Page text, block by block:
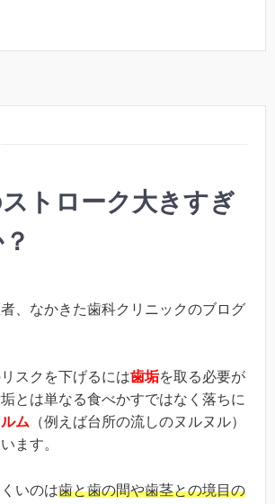
トローク大きすぎ
、なかきた歯科クリニックのブログ
スクを下げるには歯垢を取る必要が
とは単なる食べかすではなく落ちに
ム （例えば台所の流しのヌルヌル）
ます。
いのは歯と歯の間や歯茎との境目の